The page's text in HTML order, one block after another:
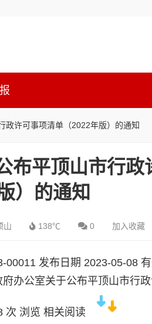
政许可事项清单（2022年版）的通知
布平顶山市行政
）的通知
山 138℃ 0 加入收藏
发布日期 2023-05-08
办公室关于公布平顶山市行
次 浏览 相关阅读